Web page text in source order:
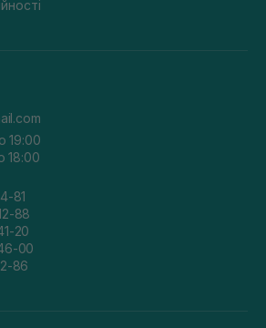
19:00
18:00
81
88
20
00
86